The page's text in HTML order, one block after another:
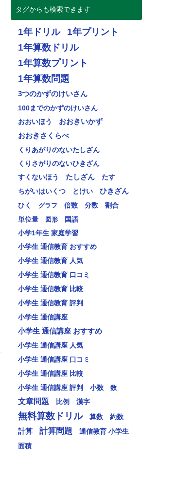
タグからも検索できます
1年ドリル
1年プリント
1年算数ドリル
1年算数プリント
1年算数問題
3つのかずのけいさん
100までのかずのけいさん
おおいほう
おおきいかず
おおきさくらべ
くりあがりのないたしざん
くりさがりのないひきざん
すくないほう
たしざん
たす
ちがいはいくつ
とけい ひきざん
ひく グラフ 倍数 分数 割合
単位量 図形 国語
小学1年生 家庭学習
小学生 通信教育 おすすめ
小学生 通信教育 人気
小学生 通信教育 口コミ
小学生 通信教育 比較
小学生 通信教育 評判
小学生 通信講座
小学生 通信講座 おすすめ
小学生 通信講座 人気
小学生 通信講座 口コミ
小学生 通信講座 比較
小学生 通信講座 評判
小数 数
文章問題 比例 漢字
無料算数ドリル 算数 約数
計算 計算問題 通信教育 小学生
面積